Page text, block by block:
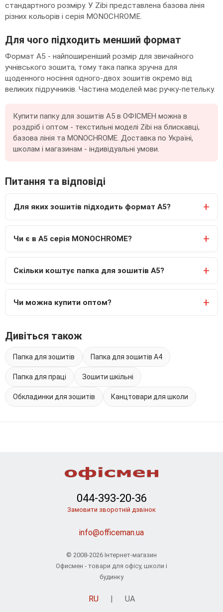
стандартного розміру. У Zibi представлена базова лінія
різних кольорів і серія MONOCHROME.
Для чого підходить менший формат
Формат А5 - найпоширеніший розмір для звичайного
учнівського зошита, тому така папка зручна для
щоденного носіння одного-двох зошитів окремо від
великих підручників. Частина моделей має ручку-петельку.
Купити папку для зошитів А5 в ОФІСМЕН можна в
роздріб і оптом - текстильні моделі Zibi на блискавці,
базова лінія та MONOCHROME. Доставка по Україні,
школам і магазинам - індивідуальні умови.
Питання та відповіді
Для яких зошитів підходить формат А5?
Чи є в А5 серія MONOCHROME?
Скільки коштує папка для зошитів А5?
Чи можна купити оптом?
Дивіться також
Папка для зошитів Папка для зошитів А4
Папка для праці Зошити шкільні
Обкладинки для зошитів Канцтовари для школи
044-393-20-36
Замовити зворотній дзвінок
info@officeman.ua
© 2008-2026 Інтернет-магазин
Офисмен - товари для офісу, школи і
будинку
RU | UA